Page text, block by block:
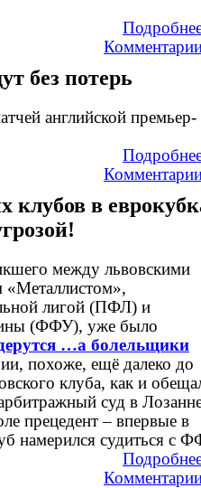
без потерь
английской премьер-
клубов в
между львовскими
«Металлистом»,
лигой (ПФЛ) и
(ФФУ), уже было
…а болельщики
похоже, ещё далеко до
клуба, как и
суд в
прецедент – впервые в
намерился судиться с